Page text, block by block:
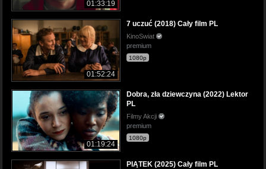
01:33:19
01:52:24
7 uczuć (2018) Cały film PL
KinoSwiat
premium
1080p
01:19:24
Dobra, zła dziewczyna (2022) Lektor
PL
Filmy Akcji
premium
1080p
PIĄTEK (2025) Cały film PL